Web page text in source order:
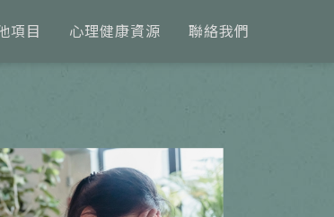
項目 心理健康資源 聯絡我們